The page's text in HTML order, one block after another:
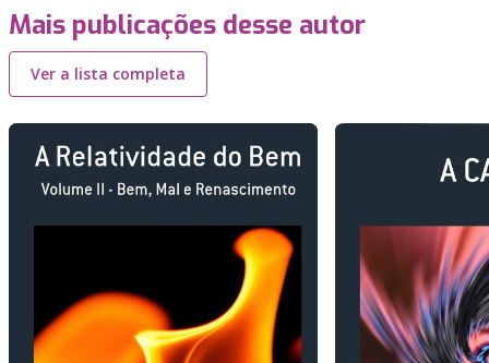
Mais publicações desse autor
Ver a lista completa